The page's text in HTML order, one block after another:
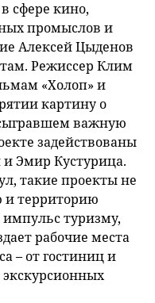
сфере кино,
промыслов и
Алексей Цыденов
Режиссер Клим
«Холоп» и
картину о
важную
задействованы
Эмир Кустурица.
такие проекты не
и территорию
туризму,
рабочие места
– от гостиниц и